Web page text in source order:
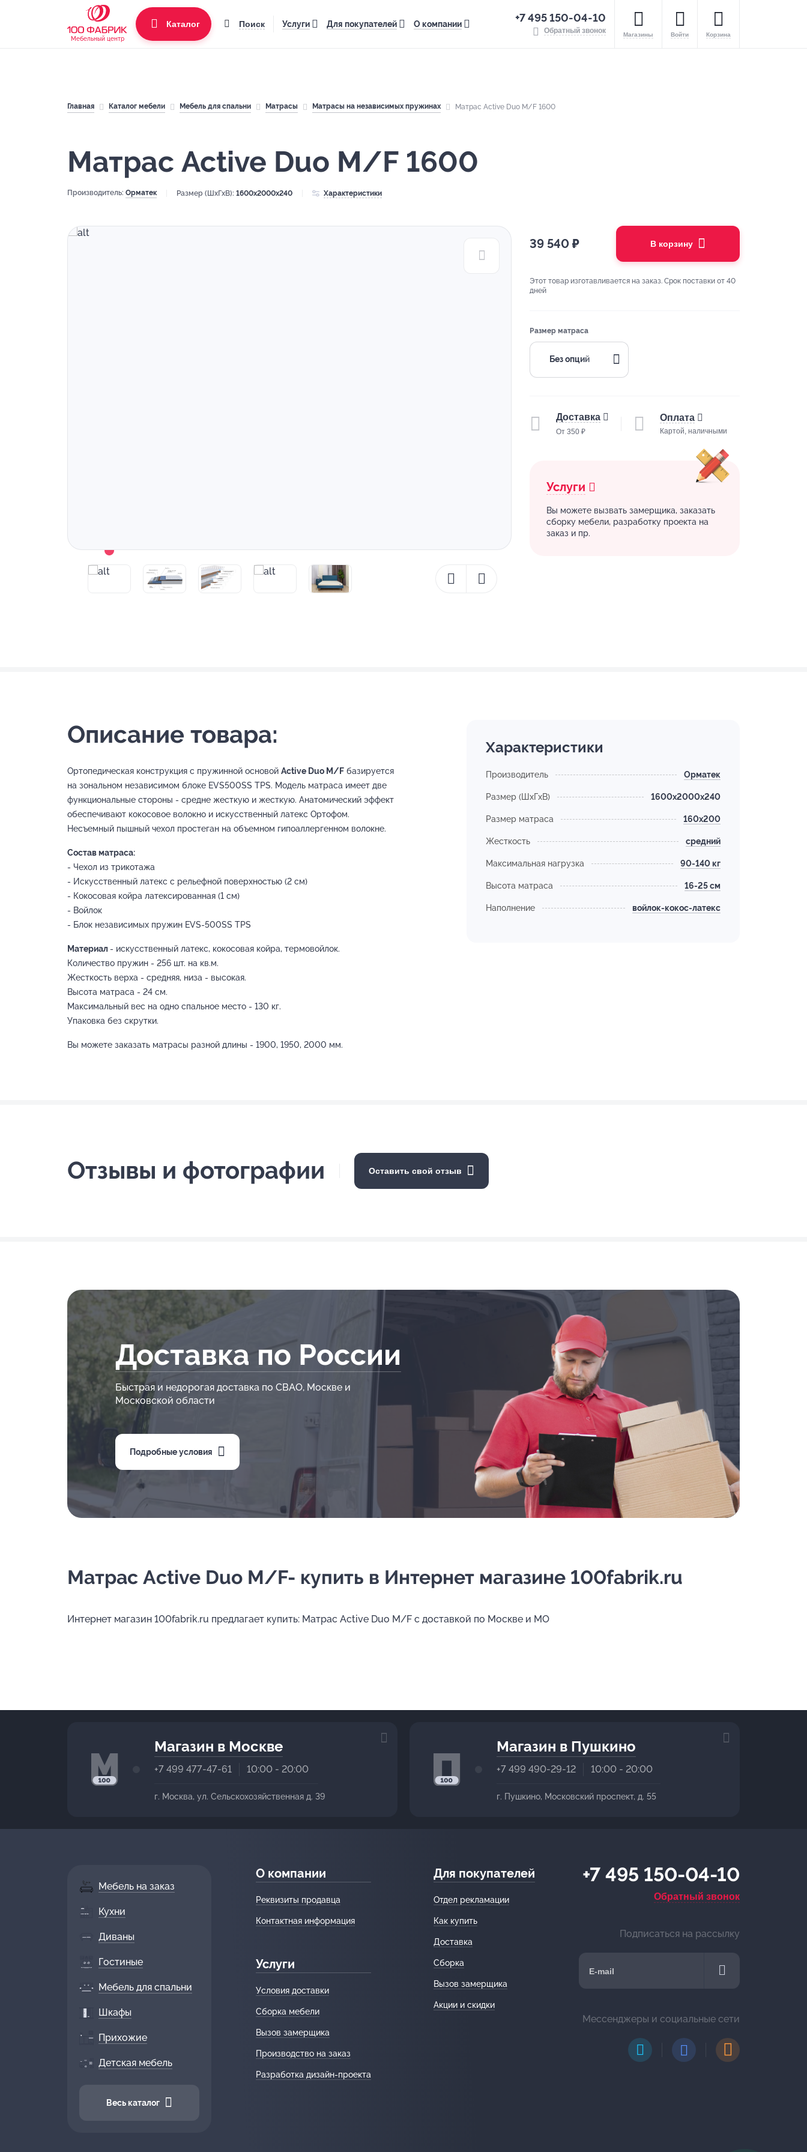
Мебельный центр
Каталог Поиск Услуги Для покупателей О компании +7 495 150-04-10
Обратный звонок Магазины Войти Корзина
Главная Каталог мебели Мебель для спальни Матрасы Матрасы на независимых пружинах Матрас Active Duo M/F 1600
Матрас Active Duo M/F 1600
Производитель: Орматек Размер (ШхГхВ): 1600x2000x240 Характеристики
39 540 ₽ В корзину
Этот товар изготавливается на заказ. Срок поставки от 40
дней
Размер матраса
Без опций
Доставка
От 350 ₽
Оплата
Картой, наличными
Услуги
Вы можете вызвать замерщика, заказать
сборку мебели, разработку проекта на
заказ и пр.
Описание товара:
Ортопедическая конструкция с пружинной основой Active Duo M/F базируется
на зональном независимом блоке EVS500SS TPS. Модель матраса имеет две
функциональные стороны - средне жесткую и жесткую. Анатомический эффект
обеспечивают кокосовое волокно и искусственный латекс Ортофом.
Несъемный пышный чехол простеган на объемном гипоаллергенном волокне.
Состав матраса:
- Чехол из трикотажа
- Искусственный латекс с рельефной поверхностью (2 см)
- Кокосовая койра латексированная (1 см)
- Войлок
- Блок независимых пружин EVS-500SS TPS
Материал - искусственный латекс, кокосовая койра, термовойлок.
Количество пружин - 256 шт. на кв.м.
Жесткость верха - средняя, низа - высокая.
Высота матраса - 24 см.
Максимальный вес на одно спальное место - 130 кг.
Упаковка без скрутки.
Вы можете заказать матрасы разной длины - 1900, 1950, 2000 мм.
Характеристики
Производитель Орматек
Размер (ШхГхВ) 1600x2000x240
Размер матраса 160х200
Жесткость средний
Максимальная нагрузка 90-140 кг
Высота матраса 16-25 см
Наполнение войлок-кокос-латекс
Отзывы и фотографии Оставить свой отзыв
Доставка по России
Быстрая и недорогая доставка по СВАО, Москве и
Московской области
Подробные условия
Матрас Active Duo M/F- купить в Интернет магазине 100fabrik.ru
Интернет магазин 100fabrik.ru предлагает купить: Матрас Active Duo M/F с доставкой по Москве и МО
Магазин в Москве
+7 499 477-47-61 10:00 - 20:00
г. Москва, ул. Сельскохозяйственная д. 39
Магазин в Пушкино
+7 499 490-29-12 10:00 - 20:00
г. Пушкино, Московский проспект, д. 55
Мебель на заказ
Кухни
Диваны
Гостиные
Мебель для спальни
Шкафы
Прихожие
Детская мебель
Весь каталог
О компании
Реквизиты продавца
Контактная информация
Услуги
Условия доставки
Сборка мебели
Вызов замерщика
Производство на заказ
Разработка дизайн-проекта
Для покупателей
Отдел рекламации
Как купить
Доставка
Сборка
Вызов замерщика
Акции и скидки
+7 495 150-04-10
Обратный звонок
Подписаться на рассылку
Мессенджеры и социальные сети